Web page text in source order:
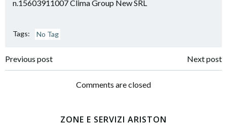
n.15603911007 Clima Group New SRL
Tags: No Tag
Post
navigation
Previous post
navigation
Next post
Comments are closed
ZONE E SERVIZI ARISTON